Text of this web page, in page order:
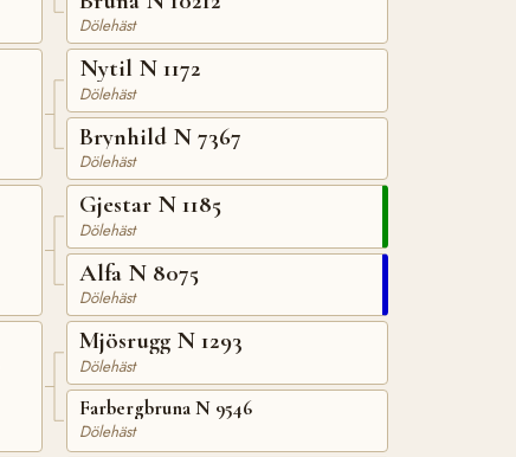
Dölehäst
Nytil N 1172
Dölehäst
Brynhild N 7367
Dölehäst
Gjestar N 1185
Dölehäst
Alfa N 8075
Dölehäst
Mjösrugg N 1293
Dölehäst
Farbergbruna N 9546
Dölehäst